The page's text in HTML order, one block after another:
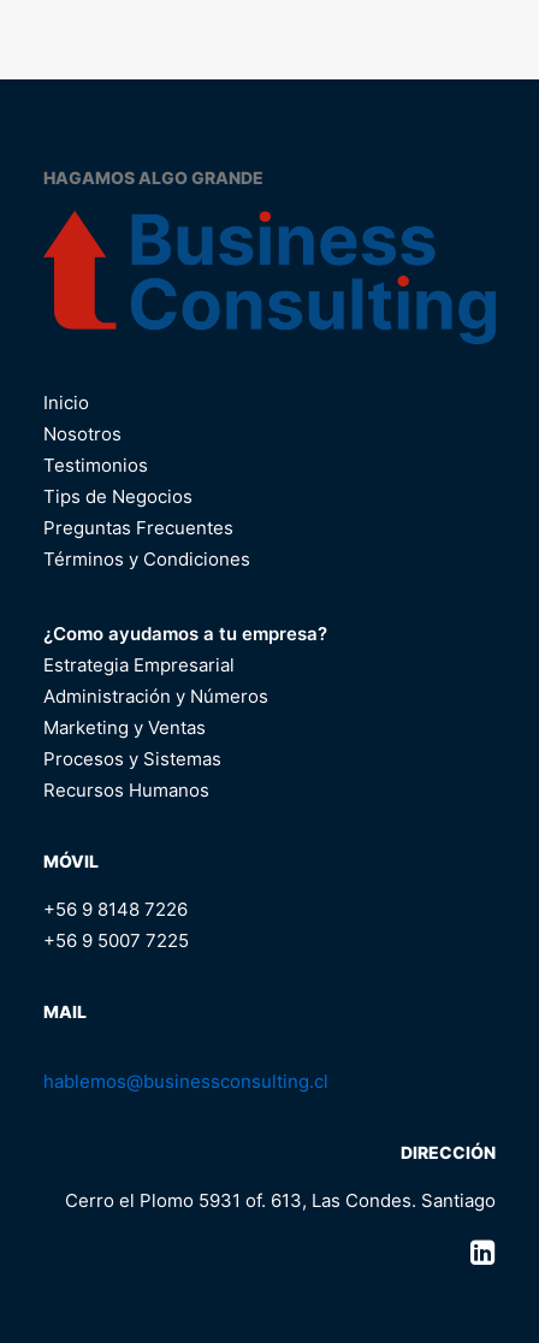
HAGAMOS ALGO GRANDE
Inicio
Nosotros
Testimonios
Tips de Negocios
Preguntas Frecuentes
Términos y Condiciones
¿Como ayudamos a tu empresa?
Estrategia Empresarial
Administración y Números
Marketing y Ventas
Procesos y Sistemas
Recursos Humanos
MÓVIL
+56 9 8148 7226
+56 9 5007 7225
MAIL
hablemos@businessconsulting.cl
DIRECCIÓN
Cerro el Plomo 5931 of. 613, Las Condes. Santiago